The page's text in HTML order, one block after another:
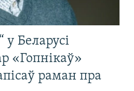
у Беларусі
«Гопнікаў»
раман пра